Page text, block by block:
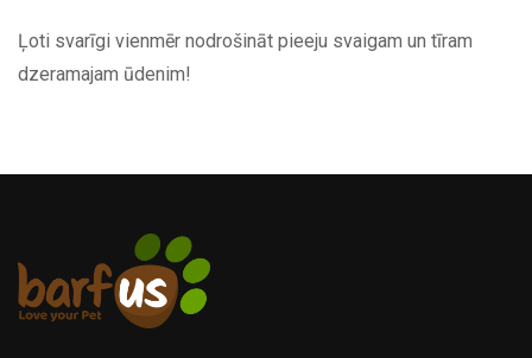
Ļoti svarīgi vienmēr nodrošināt pieeju svaigam un tīram
dzeramajam ūdenim!